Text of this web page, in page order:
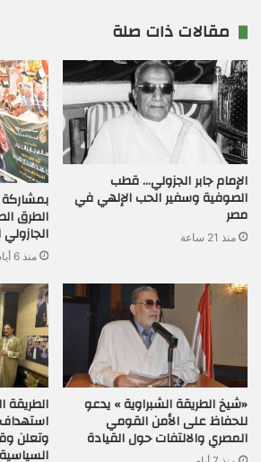
مقالات ذات صلة
الإمام جابر الجزولي… قطب
الصوفية وسفير الحب الإلهي في
مصر
منذ 21 ساعة
بمشاركة
الطرق
الجازولي
منذ 6 أيام
«شيخ الطريقة الشبراوية » يدعو
للحفاظ على الأمن القومي
المصري والالتفات حول القيادة
الطريقة
وتعلن
السياسية